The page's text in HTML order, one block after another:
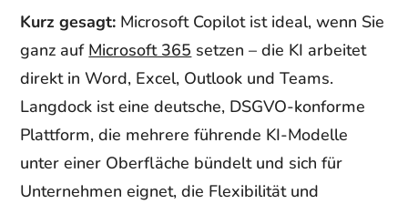
Kurz gesagt: Microsoft Copilot ist ideal, wenn Sie
ganz auf Microsoft 365 setzen – die KI arbeitet
direkt in Word, Excel, Outlook und Teams.
Langdock ist eine deutsche, DSGVO-konforme
Plattform, die mehrere führende KI-Modelle
unter einer Oberfläche bündelt und sich für
Unternehmen eignet, die Flexibilität und